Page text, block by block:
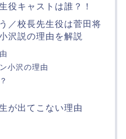
役キャストは誰？！
／校長先生役は菅田将
沢説の理由を解説
小沢の理由
が出てこない理由